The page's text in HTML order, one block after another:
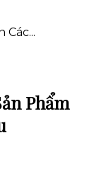
Các...
Phẩm